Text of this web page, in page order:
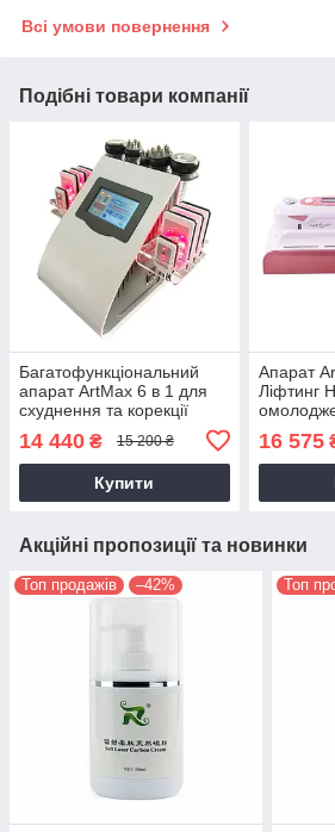
Всі умови повернення
Подібні товари компанії
Багатофункціональний
апарат ArtMax 6 в 1 для
схуднення та корекції
ліфтинг вакуум лазерний
ліполіз
14 440 ₴ 15 200 ₴
Купити
Апарат
Ліфтинг
16 575
Акційні пропозиції та новинки
Топ продажів –42% Топ